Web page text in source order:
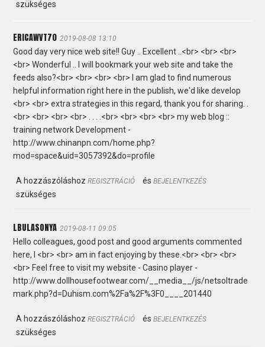
szükséges
ERICAWVT70 2019-08-08 13:10
Good day very nice web site!! Guy .. Excellent ..<br> <br> <br>
<br> Wonderful .. I will bookmark your web site and take the
feeds also?<br> <br> <br> <br> I am glad to find numerous
helpful information right here in the publish, we'd like develop
<br> <br> extra strategies in this regard, thank you for sharing. .
<br> <br> <br> <br> . . . .<br> <br> <br> <br> my web blog ::
training network Development -
http://www.chinanpn.com/home.php?
mod=space&uid=3057392&do=profile
A hozzászóláshozREGISZTRÁCIÓ ésBEJELENTKEZÉS
szükséges
LBULASONYA 2019-08-11 09:05
Hello colleagues, good post and good arguments commented
here, I <br> <br> am in fact enjoying by these.<br> <br> <br>
<br> Feel free to visit my website - Casino player -
http://www.dollhousefootwear.com/__media__/js/netsoltrade
mark.php?d=Duhism.com%2Fa%2F%3F0____201440
A hozzászóláshozREGISZTRÁCIÓ ésBEJELENTKEZÉS
szükséges